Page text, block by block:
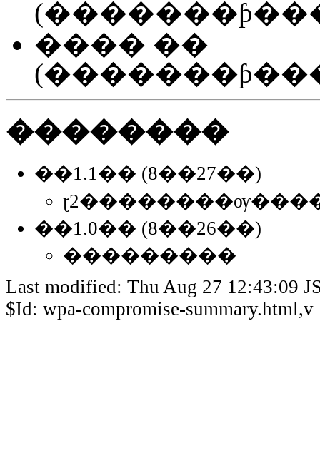
���� ��
��������
��1.1�� (8��27��)
��1.0�� (8��26��)
���������
Last modified: Thu Aug 27 12:43:09
$Id: wpa-compromise-